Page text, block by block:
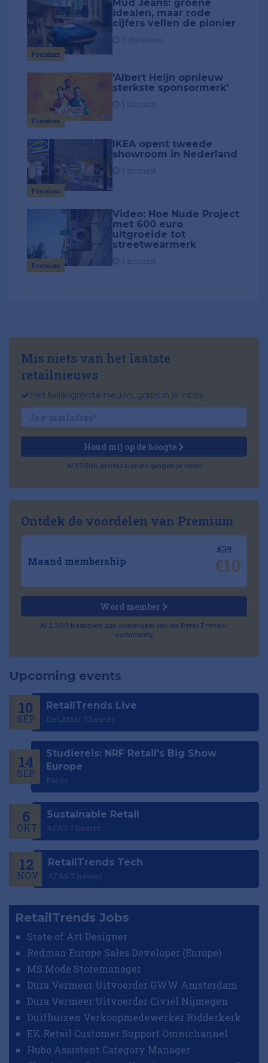
Premium
Mud Jeans: groene
idealen, maar rode
cijfers vellen de pionier
Premium
'Albert Heijn opnieuw
sterkste sponsormerk'
Premium
IKEA opent tweede
showroom in Nederland
Premium
Video: Hoe Nude Project
met 600 euro
uitgroeide tot
streetwearmerk
Mis niets van het laatste
retailnieuws
Het belangrijkste nieuws, gratis in je inbox
Houd mij op de hoogte
Al 57.500 professionals gingen je voor!
Ontdek de voordelen van Premium
Maand membership
€39
€10
Word member
Al 2.500 bedrijven zijn onderdeel van de RetailTrends-
community
Upcoming events
10
SEP
RetailTrends Live
DeLaMar Theater
14
SEP
Studiereis: NRF Retail's Big Show
Europe
Parijs
6
OKT
Sustainable Retail
AFAS Theater
12
NOV
RetailTrends Tech
AFAS Theater
RetailTrends Jobs
State of Art Designer
Redman Europe Sales Developer (Europe)
MS Mode Storemanager
Dura Vermeer Uitvoerder GWW Amsterdam
Dura Vermeer Uitvoerder Civiel Nijmegen
Duifhuizen Verkoopmedewerker Ridderkerk
EK Retail Customer Support Omnichannel
Hubo Assistent Category Manager